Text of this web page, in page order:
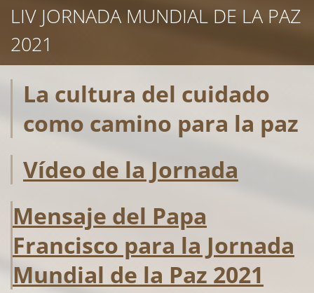
LIV JORNADA MUNDIAL DE LA PAZ
2021
La cultura del cuidado
como camino para la paz
Vídeo de la Jornada
Mensaje del Papa
Francisco para la Jornada
Mundial de la Paz 2021